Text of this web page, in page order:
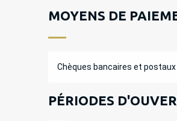
MOYENS DE
Chèques bancaires et postaux
PÉRIODES